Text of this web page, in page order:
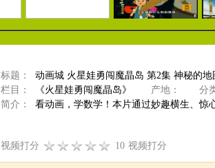
标题：
动画城 火星娃勇闯魔晶岛 第2集 神秘的地
栏目：
《火星娃勇闯魔晶岛》 产地：
分
简介：
看动画，学数学！本片通过妙趣横生、惊
视频打分 10 视频打分